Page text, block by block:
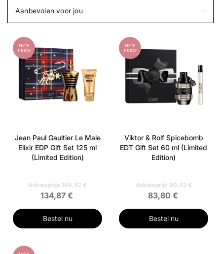
Aanbevolen voor jou
NICE
PRICE
Jean Paul Gaultier Le Male
Elixir EDP Gift Set 125 ml
(Limited Edition)
Adviesprijs 149,82 €
134,87 €
Bestel nu
NICE
PRICE
Viktor & Rolf Spicebomb
EDT Gift Set 60 ml (Limited
Edition)
Adviesprijs 90,42 €
83,80 €
Bestel nu